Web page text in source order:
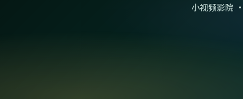
小视频影院